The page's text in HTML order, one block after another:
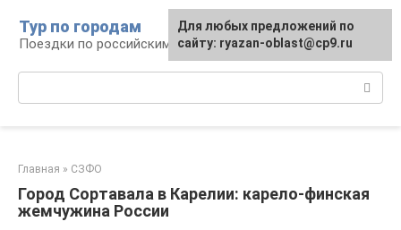
контенту
Тур по городам
Поездки по российским городам
Главная » СЗФО
Город Сортавала в Карелии: карело-финская
жемчужина России
Для любых предложений по
сайту: ryazan-oblast@cp9.ru